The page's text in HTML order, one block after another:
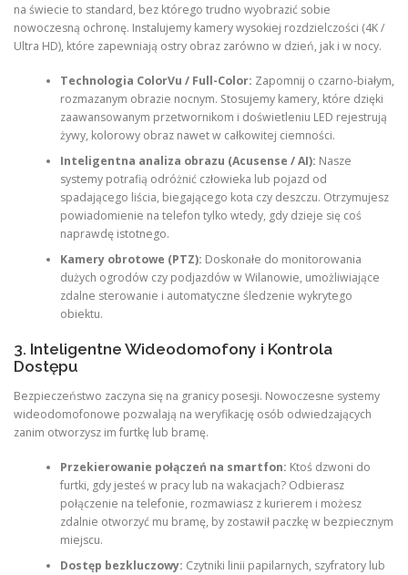
na świecie to standard, bez którego trudno wyobrazić sobie
nowoczesną ochronę. Instalujemy kamery wysokiej rozdzielczości (4K /
Ultra HD), które zapewniają ostry obraz zarówno w dzień, jak i w nocy.
Technologia ColorVu / Full-Color: Zapomnij o czarno-białym,
rozmazanym obrazie nocnym. Stosujemy kamery, które dzięki
zaawansowanym przetwornikom i doświetleniu LED rejestrują
żywy, kolorowy obraz nawet w całkowitej ciemności.
Inteligentna analiza obrazu (Acusense / AI): Nasze
systemy potrafią odróżnić człowieka lub pojazd od
spadającego liścia, biegającego kota czy deszczu. Otrzymujesz
powiadomienie na telefon tylko wtedy, gdy dzieje się coś
naprawdę istotnego.
Kamery obrotowe (PTZ): Doskonałe do monitorowania
dużych ogrodów czy podjazdów w Wilanowie, umożliwiające
zdalne sterowanie i automatyczne śledzenie wykrytego
obiektu.
3. Inteligentne Wideodomofony i Kontrola
Dostępu
Bezpieczeństwo zaczyna się na granicy posesji. Nowoczesne systemy
wideodomofonowe pozwalają na weryfikację osób odwiedzających
zanim otworzysz im furtkę lub bramę.
Przekierowanie połączeń na smartfon: Ktoś dzwoni do
furtki, gdy jesteś w pracy lub na wakacjach? Odbierasz
połączenie na telefonie, rozmawiasz z kurierem i możesz
zdalnie otworzyć mu bramę, by zostawił paczkę w bezpiecznym
miejscu.
Dostęp bezkluczowy: Czytniki linii papilarnych, szyfratory lub